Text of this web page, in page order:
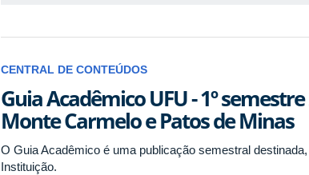
CENTRAL DE CONTEÚDOS
Guia Acadêmico UFU - 1º
Monte Carmelo e Patos de Minas
O Guia Acadêmico é uma publicação semestral
Instituição.